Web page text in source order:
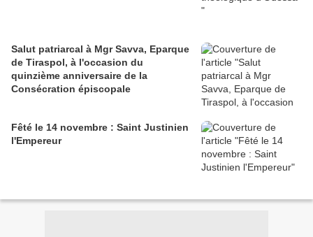
Salut patriarcal à Mgr Savva, Eparque
de Tiraspol, à l'occasion du
quinzième anniversaire de la
Consécration épiscopale
Fêté le 14 novembre : Saint Justinien
l'Empereur